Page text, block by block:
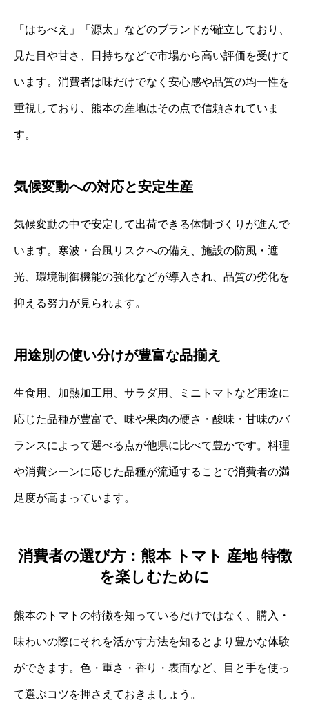
「はちべえ」「源太」などのブランドが確立しており、
見た目や甘さ、日持ちなどで市場から高い評価を受けて
います。消費者は味だけでなく安心感や品質の均一性を
重視しており、熊本の産地はその点で信頼されていま
す。
気候変動への対応と安定生産
気候変動の中で安定して出荷できる体制づくりが進んで
います。寒波・台風リスクへの備え、施設の防風・遮
光、環境制御機能の強化などが導入され、品質の劣化を
抑える努力が見られます。
用途別の使い分けが豊富な品揃え
生食用、加熱加工用、サラダ用、ミニトマトなど用途に
応じた品種が豊富で、味や果肉の硬さ・酸味・甘味のバ
ランスによって選べる点が他県に比べて豊かです。料理
や消費シーンに応じた品種が流通することで消費者の満
足度が高まっています。
消費者の選び方：熊本 トマト 産地 特徴
を楽しむために
熊本のトマトの特徴を知っているだけではなく、購入・
味わいの際にそれを活かす方法を知るとより豊かな体験
ができます。色・重さ・香り・表面など、目と手を使っ
て選ぶコツを押さえておきましょう。